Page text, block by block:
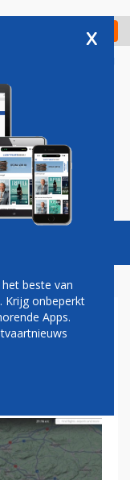
Check in
Vacatures
AAN
x
beste van
Krijg onbeperkt
Apps.